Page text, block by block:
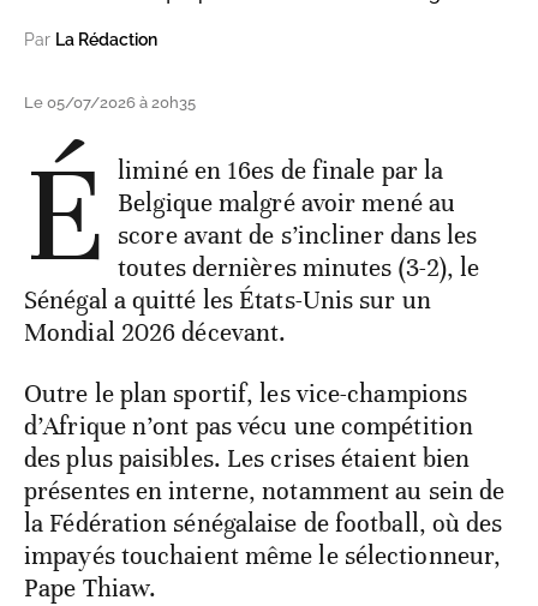
Par La Rédaction
Le 05/07/2026 à 20h35
É liminé en 16es de finale par la
Belgique malgré avoir mené au
score avant de s’incliner dans les
toutes dernières minutes (3-2), le
Sénégal a quitté les États-Unis sur un
Mondial 2026 décevant.
Outre le plan sportif, les vice-champions
d’Afrique n’ont pas vécu une compétition
des plus paisibles. Les crises étaient bien
présentes en interne, notamment au sein de
la Fédération sénégalaise de football, où des
impayés touchaient même le sélectionneur,
Pape Thiaw.